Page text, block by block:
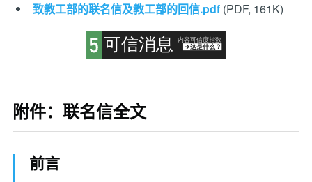
致教工部的联名信及教工部的回信.pdf(PDF, 161K)
附件：联名信全文
前言